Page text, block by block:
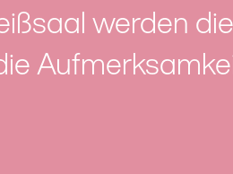
werden